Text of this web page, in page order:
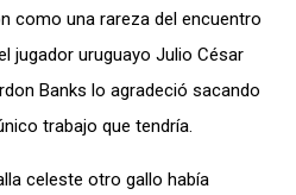
como una rareza del encuentro
jugador uruguayo Julio César
Banks lo agradeció sacando
trabajo que tendría.
celeste otro gallo había